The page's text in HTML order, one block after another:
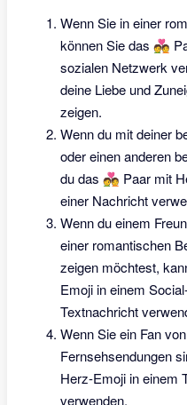
Wenn Sie in einer
können Sie das 💑
sozialen Netzwerk
deine Liebe und
zeigen.
Wenn du mit deiner
oder einen anderen
du das 💑 Paar mit
einer Nachricht
Wenn du einem
einer romantischen
zeigen möchtest,
Emoji in einem
Textnachricht
Wenn Sie ein Fan
Fernsehsendungen
Herz-Emoji in einem
verwenden.